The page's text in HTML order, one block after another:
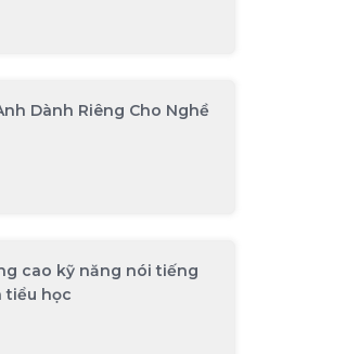
Dành Riêng Cho Nghề
cao kỹ năng nói tiếng
tiểu học